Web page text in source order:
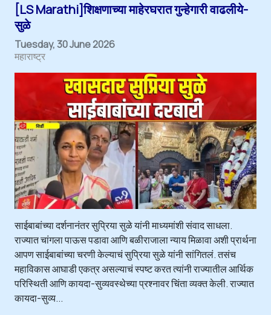
[LS Marathi]शिक्षणाच्या माहेरघरात गुन्हेगारी वाढलीये-
सुळे
Tuesday, 30 June 2026
महाराष्ट्र
साईबाबांच्या दर्शनानंतर सुप्रिया सुळे यांनी माध्यमांशी संवाद साधला.
राज्यात चांगला पाऊस पडावा आणि बळीराजाला न्याय मिळावा अशी प्रार्थना
आपण साईबाबांच्या चरणी केल्याचं सुप्रिया सुळे यांनी सांगितलं. तसंच
महाविकास आघाडी एकत्र असल्याचं स्पष्ट करत त्यांनी राज्यातील आर्थिक
परिस्थिती आणि कायदा-सुव्यवस्थेच्या प्रश्नावर चिंता व्यक्त केली. राज्यात
कायदा-सुव्य...